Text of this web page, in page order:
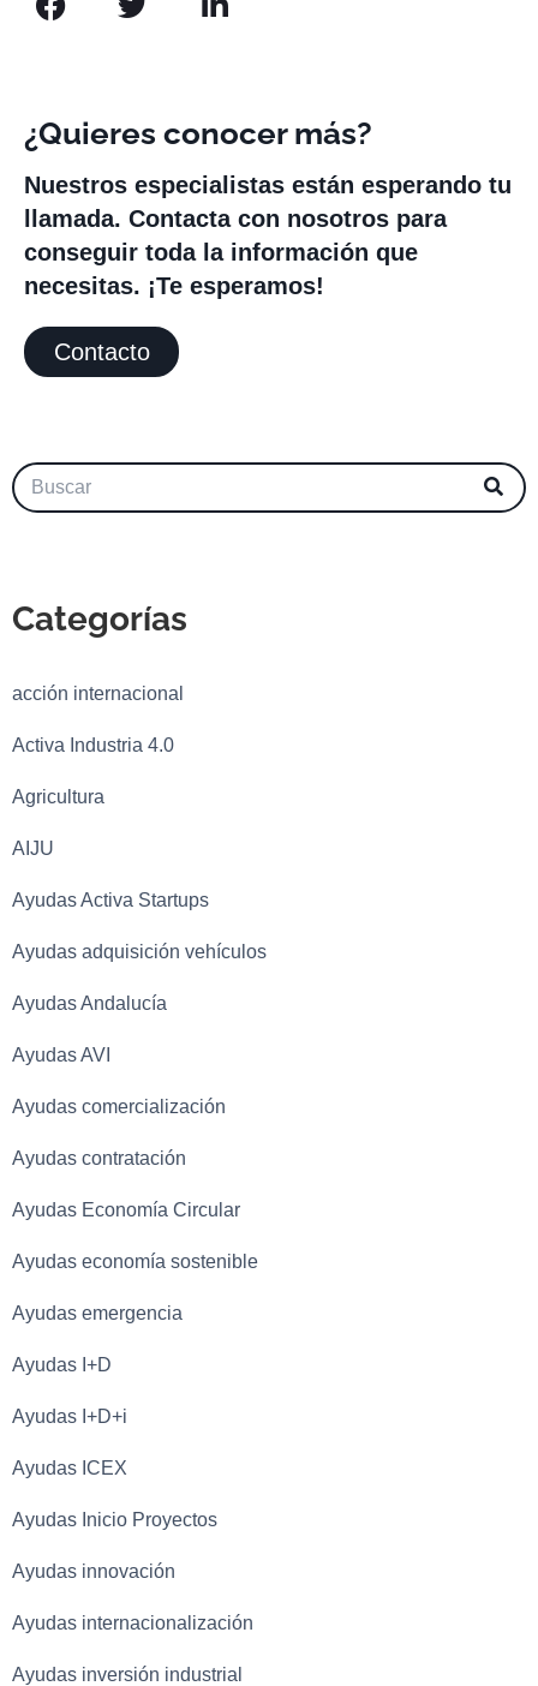
¿Quieres conocer más?
Nuestros especialistas están esperando tu
llamada. Contacta con nosotros para
conseguir toda la información que
necesitas. ¡Te esperamos!
Contacto
Categorías
acción internacional
Activa Industria 4.0
Agricultura
AIJU
Ayudas Activa Startups
Ayudas adquisición vehículos
Ayudas Andalucía
Ayudas AVI
Ayudas comercialización
Ayudas contratación
Ayudas Economía Circular
Ayudas economía sostenible
Ayudas emergencia
Ayudas I+D
Ayudas I+D+i
Ayudas ICEX
Ayudas Inicio Proyectos
Ayudas innovación
Ayudas internacionalización
Ayudas inversión industrial